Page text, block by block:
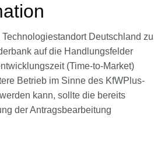
Deutschland zu
auf die Handlungsfelder
(Time-to-Market)
Betrieb im Sinne des KfWPlus-
kann, sollte die bereits
der Antragsbearbeitung